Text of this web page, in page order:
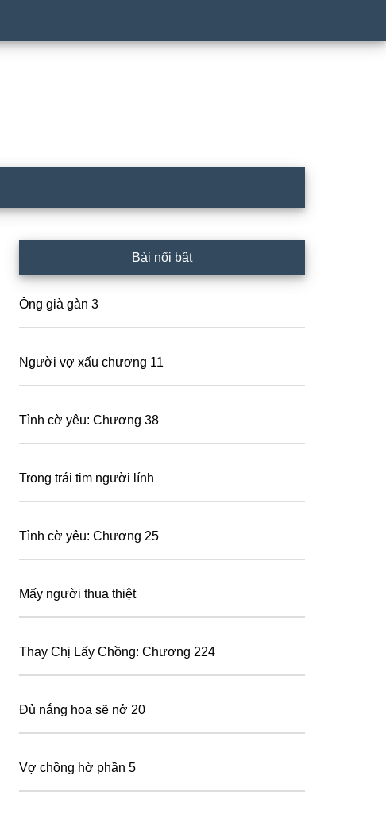
Sidebar
Bài nổi bật
Ông già gàn 3
Người vợ xấu chương 11
Tình cờ yêu: Chương 38
Trong trái tim người lính
Tình cờ yêu: Chương 25
Mấy người thua thiệt
Thay Chị Lấy Chồng: Chương 224
Đủ nắng hoa sẽ nở 20
Vợ chồng hờ phần 5